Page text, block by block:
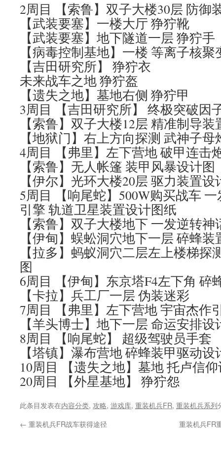
2周目 【索鲁】双子大楼30层 防御
【武装要塞】一楼大厅 狰狞靴
【武装要塞】地下隧道一层 狰狞手
【病毒控制基地】一楼 等离子核聚
【吉田研究所】 狰狞衣
未来战车之地 狰狞盔
【遗失之地】墓地右侧 狰狞甲
3周目 【吉田研究所】 终极突破因
【索鲁】双子大楼12层 精准制导
【地狱门】右上方向探测 武神子母
4周目 【弗里】左下营地 破甲连击
【索鲁】无人帐篷 装甲风暴设计图
【伊尔】光环大楼20层 驱力装置设
5周目 【响尾蛇】500W购买战车
引擎 轨道卫星装置设计图纸
【索鲁】双子大楼地下 一发逆转
【伊甸】蜈蚣洞穴地下一层 碎蜂装
【拉多】蚂蚁洞穴二层左上楼梯探
图
6周目 【伊甸】东京塔F4左下角 碎
【卡拉】兵工厂一层 伪装迷彩
7周目 【弗里】左下营地 宇宙杰作
【羊头博士】地下一层 命运安排设
8周目 【响尾蛇】 超级驾驶员手套
【塔镇】瀑布营地 碎蜂装甲驱动设
10周目 【遗失之地】墓地 托卢信
20周目 【外星基地】 狰狞怨
此条目发表在内容分类, 攻略, 游戏库, 重装机兵FR, 重装机兵系列
← 重装机兵FR战车获得途径 重装机兵FR